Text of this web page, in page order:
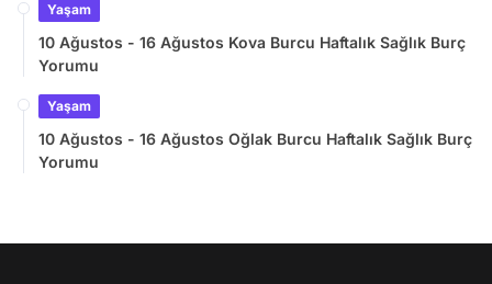
Yaşam
10 Ağustos - 16 Ağustos Kova Burcu Haftalık Sağlık Burç
Yorumu
Yaşam
10 Ağustos - 16 Ağustos Oğlak Burcu Haftalık Sağlık Burç
Yorumu